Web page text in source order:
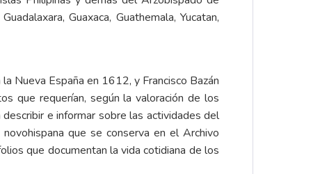
Guaxaca, Guathemala, Yucatan,
Nueva España en 1612, y Francisco Bazán
que requerían, según la valoración de los
e informar sobre las actividades del
que se conserva en el Archivo
que documentan la vida cotidiana de los